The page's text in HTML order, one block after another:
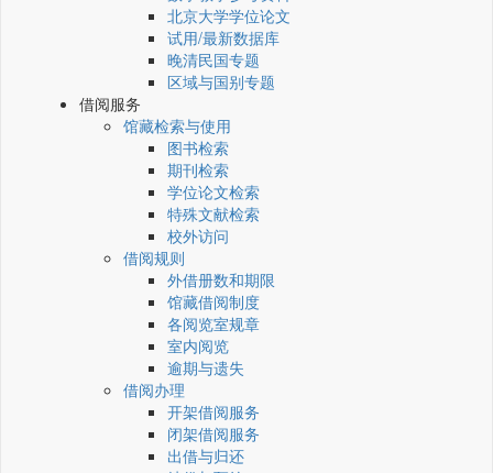
北京大学学位论文
试用/最新数据库
晚清民国专题
区域与国别专题
借阅服务
馆藏检索与使用
图书检索
期刊检索
学位论文检索
特殊文献检索
校外访问
借阅规则
外借册数和期限
馆藏借阅制度
各阅览室规章
室内阅览
逾期与遗失
借阅办理
开架借阅服务
闭架借阅服务
出借与归还